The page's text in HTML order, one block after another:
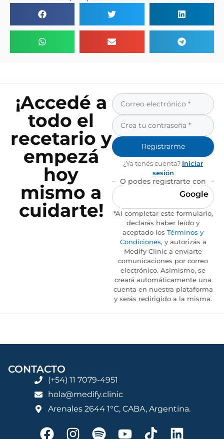
¡Accedé a
todo el
recetario y
empezá
hoy
mismo a
cuidarte!
Registrarme
¿Ya tenés cuenta? Iniciar
sesión
O podes registrarte con
Google
*Al completar este formulario,
declarás haber leído y
aceptado los Términos y
Condiciones, y autorizás a
Medify Clinic a enviarte
comunicaciones por correo
electrónico. Asimismo, se
creará automáticamente una
cuenta en nuestra plataforma
y serás redirigido a la misma.
CONTACTO
(+54) 11 7079-4951
hola@medify.clinic
Arenales 2644 1°C, CABA, Argentina.